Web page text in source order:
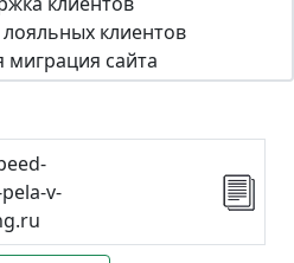
лояльных клиентов
миграция сайта
v-